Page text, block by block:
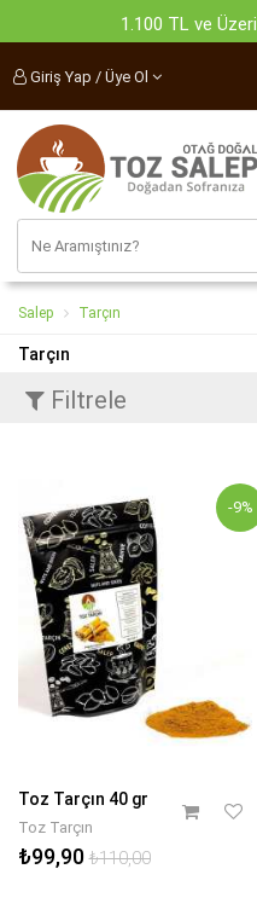
1.100 TL ve Üzeri
Giriş Yap / Üye Ol
Salep Tarçın
Tarçın
Filtrele
-9%
Toz Tarçın 40 gr
Toz Tarçın
₺99,90₺110,00